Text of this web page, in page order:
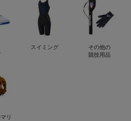
スイミング
その他の
競技用品
リ